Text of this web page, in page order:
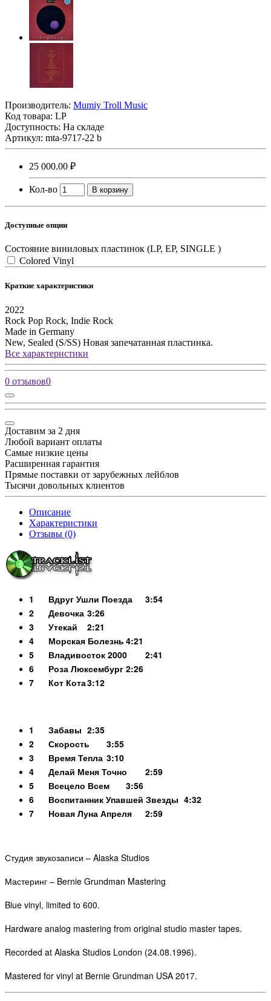
Производитель: Mumiy Troll Music
Код товара: LP
Доступность: На складе
Артикул: mta-9717-22 b
25 000.00 ₽
Кол-во В корзину
Доступные опции
Состояние виниловых пластинок (LP, EP, SINGLE )
Colored Vinyl
Краткие характеристики
2022
Rock Pop Rock, Indie Rock
Made in Germany
New, Sealed (S/SS) Новая запечатанная пластинка.
Все характеристики
0 отзывов0
Доставим за 2 дня
Любой вариант оплаты
Самые низкие цены
Расширенная гарантия
Прямые поставки от зарубежных лейблов
Тысячи довольных клиентов
Описание
Характеристики
Отзывы (0)
1 Вдруг Ушли Поезда
3:54
2
Девочка 3:26
3
Утекай
2:21
4
Морская Болезнь 4:21
5
Владивосток 2000
2:41
6
Роза Люксембург 2:26
7
Кот Кота3:12
1 Забавы 2:35
2
Скорость
3:55
3
Время Тепла 3:10
4
Делай Меня Точно
2:59
5
Всецело Всем
3:56
6
Воспитанник Упавшей Звезды 4:32
7
Новая Луна Апреля 2:59
Студия звукозаписи – Alaska Studios
Мастеринг – Bernie Grundman Mastering
Blue vinyl, limited to 600.
Hardware analog mastering from original studio master tapes.
Recorded at Alaska Studios London (24.08.1996).
Mastered for vinyl at Bernie Grundman USA 2017.